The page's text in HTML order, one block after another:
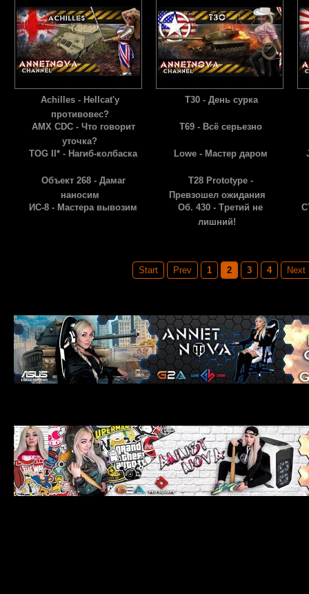
Achilles - Hellcat'у
противовес?
Т30 - День сурка
AMX CDC - Что говорит
уточка?
Т69 - Всё серьезно
TOG II* - Нагиб-колбаска Lowe - Мастер даром
Объект 268 - Дамаг
наносим
T28 Prototype -
Превзошел ожидания
ИС-8 - Мастера вывозим
Об. 430 - Третий не
лишний!
Start Prev 1 2 3 4 Next